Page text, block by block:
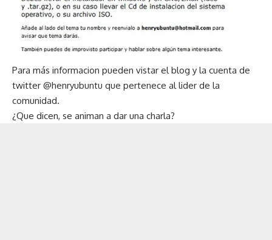
Para más informacion pueden vistar elblog y la cuenta de
twitter @henryubuntu que pertenece al lider de la
comunidad.
¿Que dicen, se animan a dar una charla?